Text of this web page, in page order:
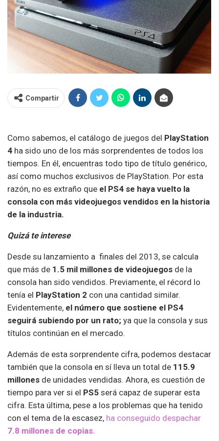
Compartir
Como sabemos, el catálogo de juegos del PlayStation
4 ha sido uno de los más sorprendentes de todos los
tiempos. En él, encuentras todo tipo de título genérico,
así como muchos exclusivos de PlayStation. Por esta
razón, no es extraño que el PS4 se haya vuelto la
consola con más videojuegos vendidos en la historia
de la industria.
Quizá te interese
Desde su lanzamiento a finales del 2013, se calcula
que más de 1.5 mil millones de videojuegos de la
consola han sido vendidos. Previamente, el récord lo
tenía el PlayStation 2 con una cantidad similar.
Evidentemente, el número que sostiene el PS4
seguirá subiendo por un rato; ya que la consola y sus
títulos continúan en el mercado.
Además de esta sorprendente cifra, podemos destacar
también que la consola en sí lleva un total de 115.9
millones de unidades vendidas. Ahora, es cuestión de
tiempo para ver si el PS5 será capaz de superar esta
cifra. Esta última, pese a los problemas que ha tenido
con el tema de la escasez, ha conseguido despachar
7.8 millones de copias.